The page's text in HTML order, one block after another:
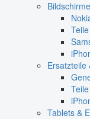
Bildschirme
Ersatzteile
Tablets &